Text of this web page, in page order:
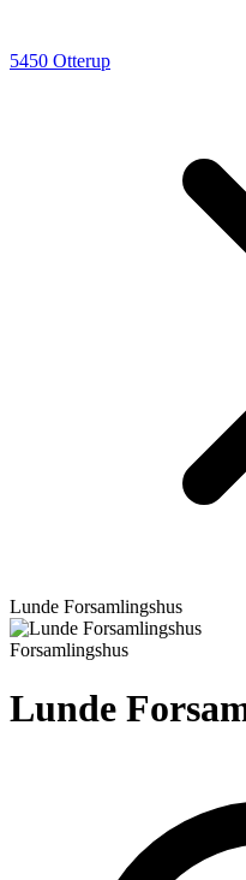
5450 Otterup
Lunde Forsamlingshus
Forsamlingshus
Lunde